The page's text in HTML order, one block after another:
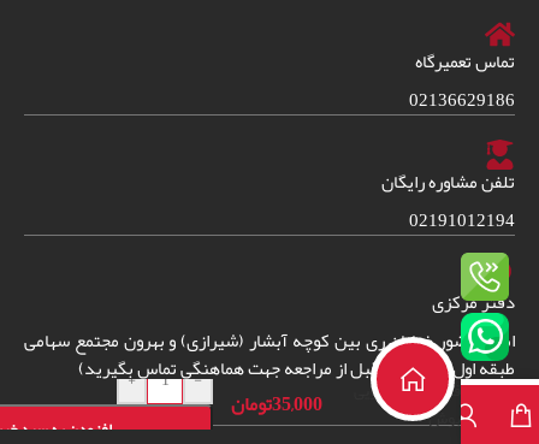
تماس تعمیرگاه
02136629186
تلفن مشاوره رایگان
02191012194
دفتر مرکزی
امین حضور خیابان ری بین کوچه آبشار (شیرازی) و بهرون مجتمع سهامی
طبقه اول واحد 38. (قبل از مراجعه جهت هماهنگی تماس بگیرید)دفترچه راهنمای
فارسی ظرفشویی
بوش
35,000تومان
-
+
افزودن به سبد